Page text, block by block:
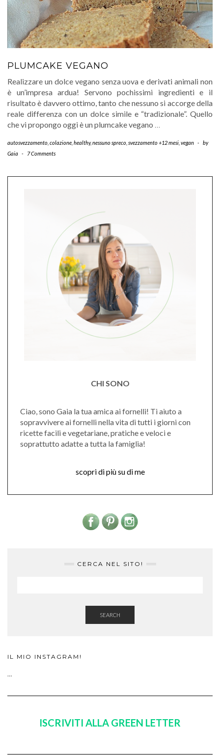
PLUMCAKE VEGANO
Realizzare un dolce vegano senza uova e derivati animali non
è un’impresa ardua! Servono pochissimi ingredienti e il
risultato è davvero ottimo, tanto che nessuno si accorge della
reale differenza con un dolce simile e “tradizionale”. Quello
che vi propongo oggi è un plumcake vegano …
autosvezzamento colazione healthy,nessuno spreco svezzamento +12 mesi vegan -
by
Gaia
- 7 Comments
CHI SONO
Ciao, sono Gaia la tua amica ai fornelli! Ti aiuto a
sopravvivere ai fornelli nella vita di tutti i giorni con
ricette facili e vegetariane, pratiche e veloci e
soprattutto adatte a tutta la famiglia!
scopri di più su di me
CERCA NEL SITO!
SEARCH
IL MIO INSTAGRAM!
…
ISCRIVITI ALLA GREEN LETTER